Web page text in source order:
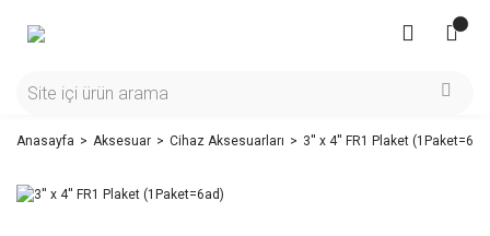
Anasayfa Aksesuar Cihaz Aksesuarları 3'' x 4'' FR1 Plaket